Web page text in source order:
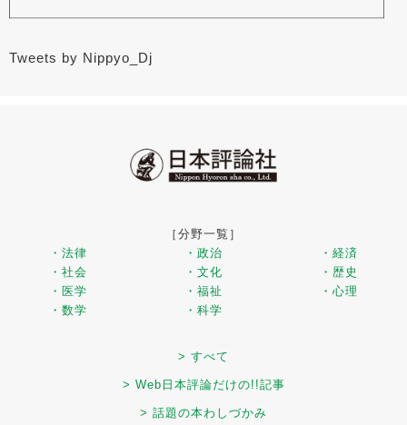
Tweets by Nippyo_Dj
［分野一覧］
・法律
・政治
・経済
・社会
・文化
・歴史
・医学
・福祉
・心理
・数学
・科学
> すべて
> Web日本評論だけの!!記事
> 話題の本わしづかみ